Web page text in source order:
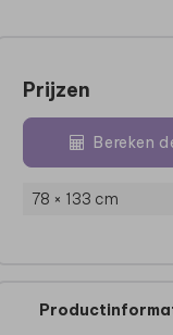
Prijzen
Bereken
78 × 133 cm